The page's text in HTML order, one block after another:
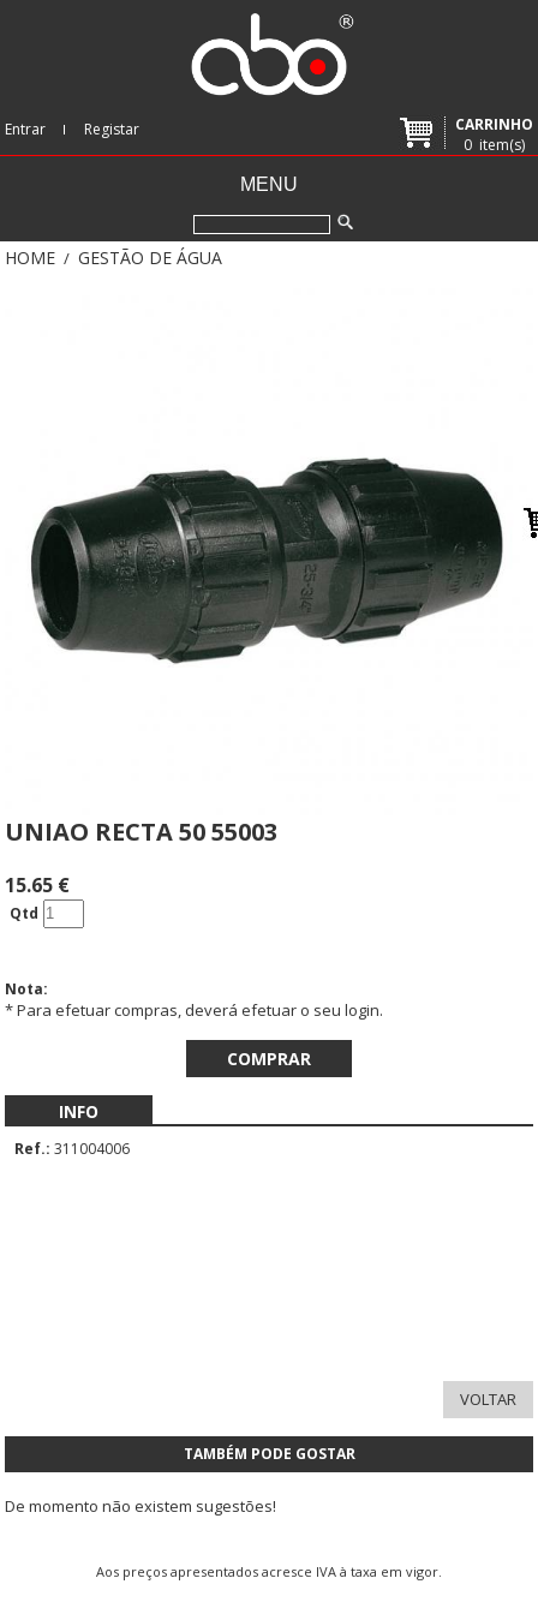
CARRINHO
0item(s)
Entrar Registar
MENU
HOME / GESTÃO DE ÁGUA
UNIAO RECTA 50 55003
15.65 €
Qtd
Nota:
* Para efetuar compras, deverá efetuar o seu login.
INFO
Ref.: 311004006
TAMBÉM PODE GOSTAR
De momento não existem sugestões!
Aos preços apresentados acresce IVA à taxa em vigor.